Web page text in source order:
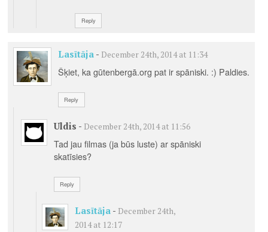
Reply
Lasītāja - December 24th, 2014 at 11:34
Šķiet, ka gūtenbergā.org pat ir spāniski. :) Paldies.
Reply
Uldis - December 24th, 2014 at 11:56
Tad jau filmas (ja būs luste) ar spāniski
skatīsies?
Reply
Lasītāja - December 24th,
2014 at 12:17